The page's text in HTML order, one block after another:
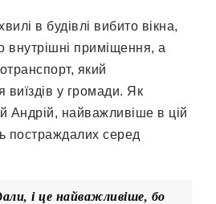
в будівлі вибито вікна,
внутрішні приміщення, а
який
виїздів у громади. Як
Андрій, найважливіше в цій
постраждалих серед
і це найважливіше, бо